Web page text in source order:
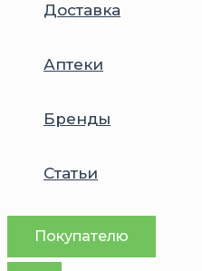
Доставка
Аптеки
Бренды
Статьи
Покупателю